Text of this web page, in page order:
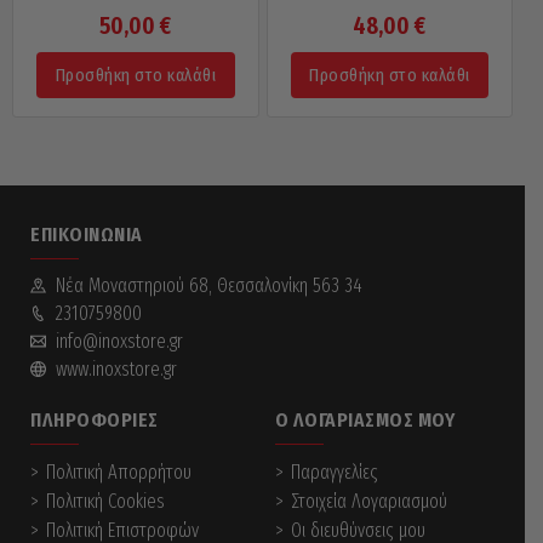
50,00€
Προσθήκη στο καλάθι
48,00€
Προσθήκη στο καλάθι
ΕΠΙΚΟΙΝΩΝΊΑ
Νέα Mοναστηριού 68, Θεσσαλονίκη 563 34
2310759800
info@inoxstore.gr
www.inoxstore.gr
ΠΛΗΡΟΦΟΡΊΕΣ
Πολιτική Απορρήτου
Πολιτική Cookies
Πολιτική Επιστροφών
Ο ΛΟΓΑΡΙΑΣΜΌΣ ΜΟΥ
Παραγγελίες
Στοιχεία Λογαριασμού
Οι διευθύνσεις μου